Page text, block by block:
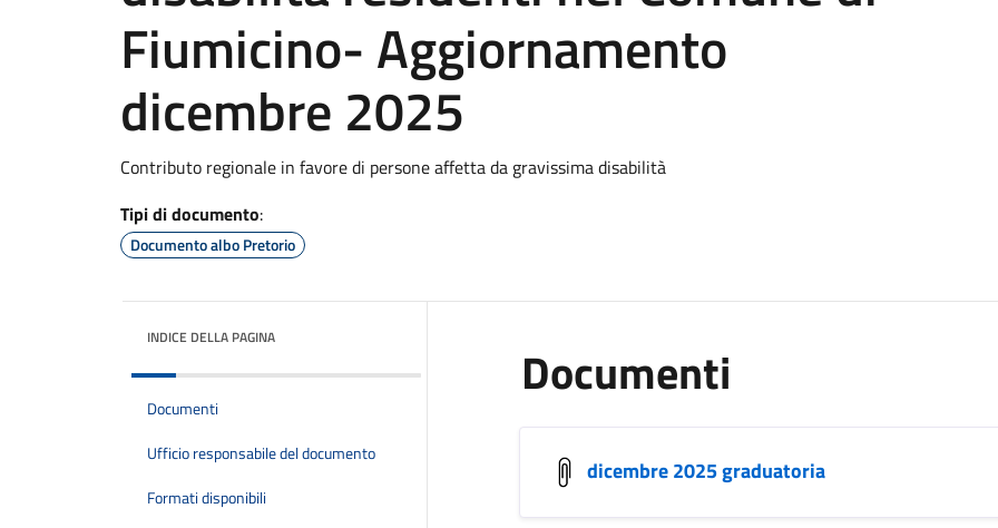
Fiumicino- Aggiornamento
dicembre 2025
Contributo regionale in favore di persone affetta da gravissima disabilità
Tipi di documento:
Documento albo Pretorio
INDICE DELLA PAGINA
Documenti
Ufficio responsabile del documento
Formati disponibili
Documenti
dicembre 2025 graduatoria